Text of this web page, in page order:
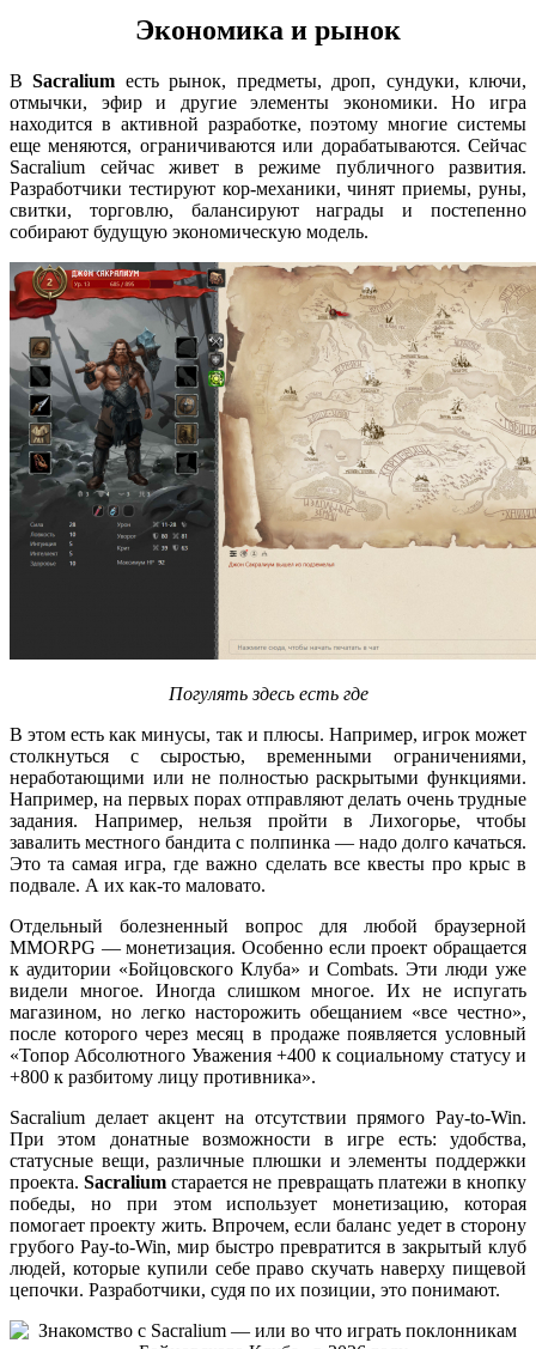
Экономика и рынок
ВSacralium есть рынок, предметы, дроп, сундуки, ключи,
отмычки, эфир и другие элементы экономики. Но игра
находится в активной разработке, поэтому многие системы
еще меняются, ограничиваются или дорабатываются. Сейчас
Sacralium сейчас живет в режиме публичного развития.
Разработчики тестируют кор-механики, чинят приемы, руны,
свитки, торговлю, балансируют награды и постепенно
собирают будущую экономическую модель.
Погулять здесь есть где
В этом есть как минусы, так и плюсы. Например, игрок может
столкнуться с сыростью, временными ограничениями,
неработающими или не полностью раскрытыми функциями.
Например, на первых порах отправляют делать очень трудные
задания. Например, нельзя пройти в Лихогорье, чтобы
завалить местного бандита с полпинка — надо долго качаться.
Это та самая игра, где важно сделать все квесты про крыс в
подвале. А их как-то маловато.
Отдельный болезненный вопрос для любой браузерной
MMORPG — монетизация. Особенно если проект обращается
к аудитории «Бойцовского Клуба» и Combats. Эти люди уже
видели многое. Иногда слишком многое. Их не испугать
магазином, но легко насторожить обещанием «все честно»,
после которого через месяц в продаже появляется условный
«Топор Абсолютного Уважения +400 к социальному статусу и
+800 к разбитому лицу противника».
Sacralium делает акцент на отсутствии прямого Pay-to-Win.
При этом донатные возможности в игре есть: удобства,
статусные вещи, различные плюшки и элементы поддержки
проекта.Sacralium старается не превращать платежи в кнопку
победы, но при этом использует монетизацию, которая
помогает проекту жить. Впрочем, если баланс уедет в сторону
грубого Pay-to-Win, мир быстро превратится в закрытый клуб
людей, которые купили себе право скучать наверху пищевой
цепочки. Разработчики, судя по их позиции, это понимают.